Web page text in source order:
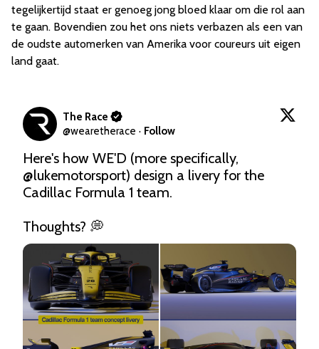
tegelijkertijd staat er genoeg jong bloed klaar om die rol aan
te gaan. Bovendien zou het ons niets verbazen als een van
de oudste automerken van Amerika voor coureurs uit eigen
land gaat.
The Race
@wearetherace · Follow
@lukemotorsport) design a livery for the
Cadillac Formula 1 team.
Thoughts? 💭